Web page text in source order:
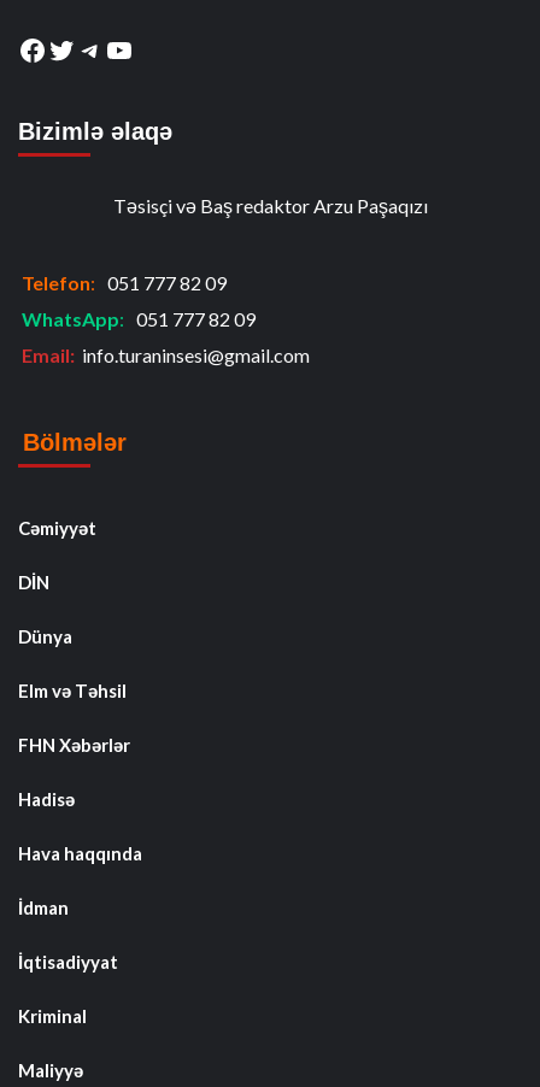
Facebook
Twitter
Telegram
YouTube
Bizimlə əlaqə
Təsisçi və Baş redaktor Arzu Paşaqızı
Telefon: 051 777 82 09
WhatsApp: 051 777 82 09
Email: info.turaninsesi@gmail.com
Bölmələr
Cəmiyyət
DİN
Dünya
Elm və Təhsil
FHN Xəbərlər
Hadisə
Hava haqqında
İdman
İqtisadiyyat
Kriminal
Maliyyə